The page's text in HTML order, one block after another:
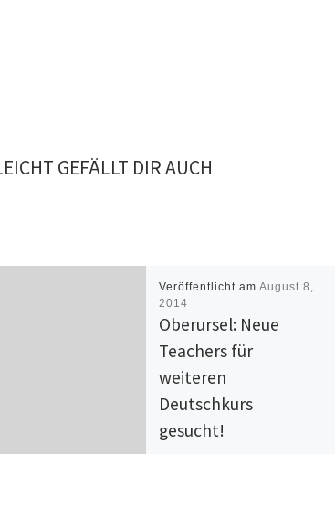
GEFÄLLT DIR AUCH
Veröffentlicht amAugust 8,
2014
Oberursel: Neue
Teachers für
weiteren
Deutschkurs
gesucht!